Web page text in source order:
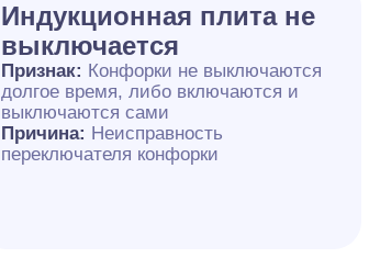
Индукционная плита не
выключается
Признак: Конфорки не выключаются
долгое время, либо включаются и
выключаются сами
Причина: Неисправность
переключателя конфорки